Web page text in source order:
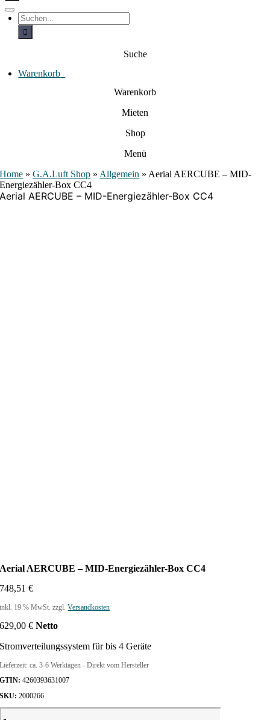
hT
o
a
S
u
h
c
h
Suche
Warenkorb
Warenkorb
Mieten
Shop
Menü
Home »G.A.Luft Shop » Allgemein » Aerial AERCUBE – MID-
Energiezähler-Box CC4
Aerial AERCUBE – MID-Energiezähler-Box CC4
Aerial AERCUBE – MID-Energiezähler-Box CC4
748,51€
inkl. 19 % MwSt. zzgl.Versandkosten
629,00€ Netto
Stromverteilungssystem für bis 4 Geräte
Lieferzeit:ca. 3-6 Werktagen - Direkt vom Hersteller
GTIN: 4260393631007
SKU: 2000266